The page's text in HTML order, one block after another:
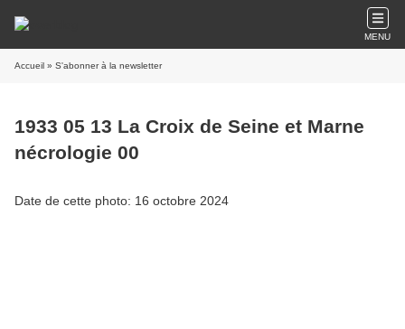
MENU
Accueil » S'abonner à la newsletter
1933 05 13 La Croix de Seine et Marne
nécrologie 00
Date de cette photo: 16 octobre 2024